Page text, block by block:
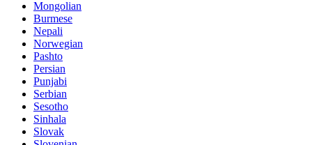
Mongolian
Burmese
Nepali
Norwegian
Pashto
Persian
Punjabi
Serbian
Sesotho
Sinhala
Slovak